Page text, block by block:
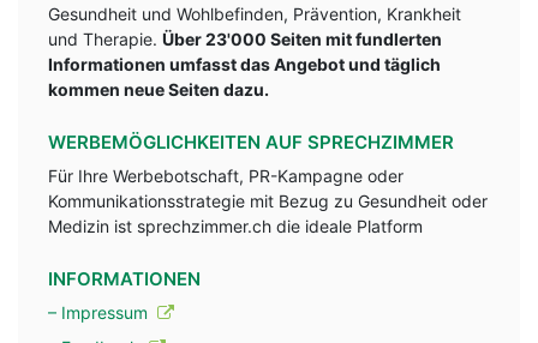
Gesundheit und Wohlbefinden, Prävention, Krankheit
und Therapie. Über 23'000 Seiten mit fundlerten
Informationen umfasst das Angebot und täglich
kommen neue Seiten dazu.
WERBEMÖGLICHKEITEN AUF SPRECHZIMMER
Für Ihre Werbebotschaft, PR-Kampagne oder
Kommunikationsstrategie mit Bezug zu Gesundheit oder
Medizin ist sprechzimmer.ch die ideale Platform
INFORMATIONEN
– Impressum